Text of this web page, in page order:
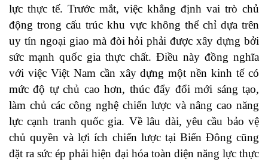
lực thực tế. Trước mắt, việc khẳng định vai trò chủ
động trong cấu trúc khu vực không thể chỉ dựa trên
uy tín ngoại giao mà đòi hỏi phải được xây dựng bởi
sức mạnh quốc gia thực chất. Điều này đồng nghĩa
với việc Việt Nam cần xây dựng một nền kinh tế có
mức độ tự chủ cao hơn, thúc đẩy đổi mới sáng tạo,
làm chủ các công nghệ chiến lược và nâng cao năng
lực cạnh tranh quốc gia. Về lâu dài, yêu cầu bảo vệ
chủ quyền và lợi ích chiến lược tại Biển Đông cũng
đặt ra sức ép phải hiện đại hóa toàn diện năng lực thực